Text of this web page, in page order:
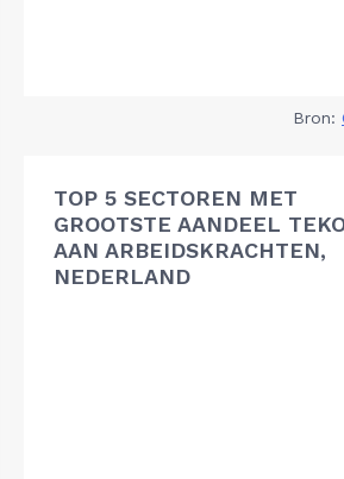
Bron:
TOP 5 SECTOREN MET
GROOTSTE AANDEEL
AAN ARBEIDSKRACHTEN,
NEDERLAND